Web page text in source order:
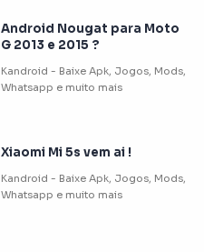
Android Nougat para Moto
G 2013 e 2015 ?
Xiaomi Mi 5s vem ai !